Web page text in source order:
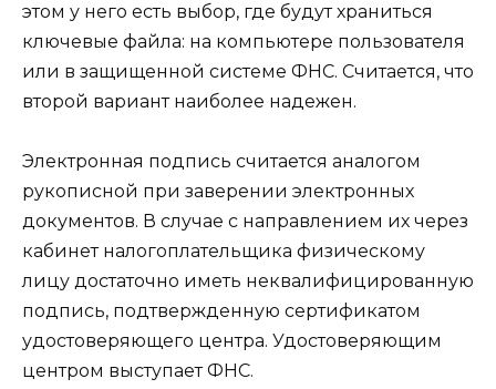
этом у него есть выбор, где будут храниться
ключевые файла: на компьютере пользователя
или в защищенной системе ФНС. Считается, что
второй вариант наиболее надежен.
Электронная подпись считается аналогом
рукописной при заверении электронных
документов. В случае с направлением их через
кабинет налогоплательщика физическому
лицу достаточно иметь неквалифицированную
подпись, подтвержденную сертификатом
удостоверяющего центра. Удостоверяющим
центром выступает ФНС.